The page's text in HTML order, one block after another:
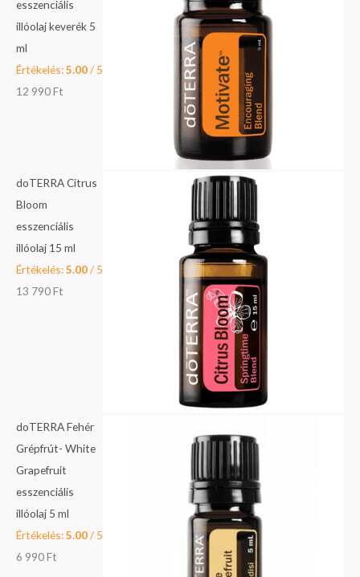
t
.
esszenciális
illóolaj keverék 5
ml
Értékelés:5.00/ 5
12 990Ft
doTERRA Citrus
Bloom
esszenciális
illóolaj 15 ml
Értékelés:5.00/ 5
13 790Ft
doTERRA Fehér
Grépfrút- White
Grapefruit
esszenciális
illóolaj 5 ml
Értékelés:5.00/ 5
6 990Ft